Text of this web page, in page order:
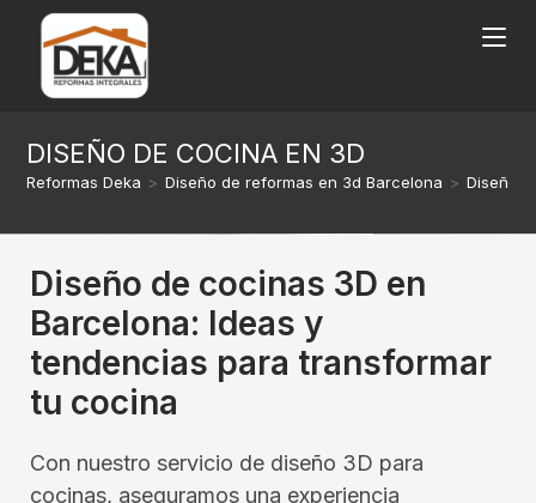
DISEÑO DE COCINA EN 3D
Reformas Deka > Diseño de reformas en 3d Barcelona > Diseño
Diseño de cocinas 3D en
Barcelona: Ideas y
tendencias para transformar
tu cocina
Con nuestro servicio de diseño 3D para
cocinas, aseguramos una experiencia